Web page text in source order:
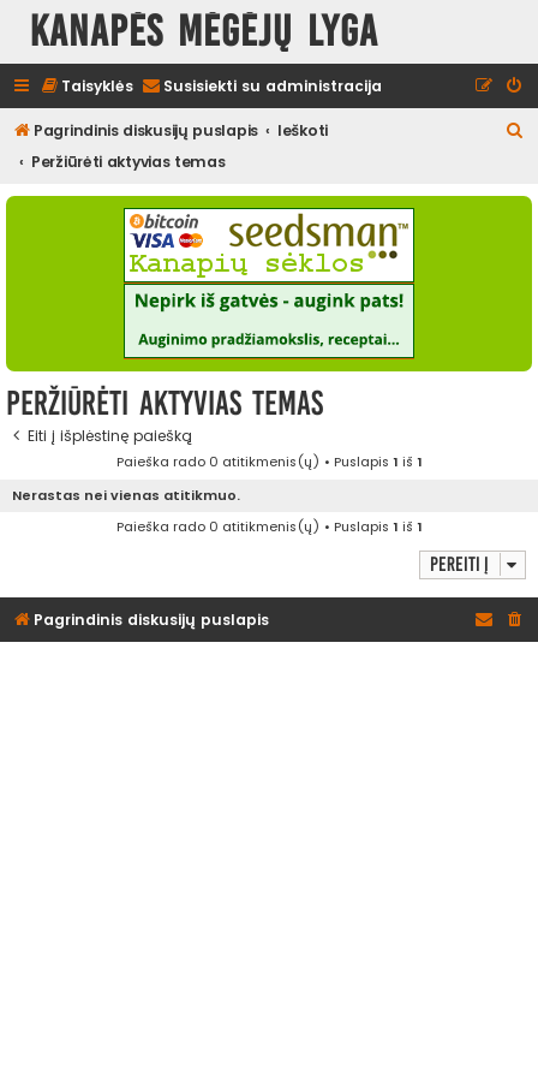
Kanapės mėgėjų lyga
Taisyklės Susisiekti su administracija
Pagrindinis diskusijų puslapis
Ieškoti
Peržiūrėti aktyvias temas
š
Peržiūrėti aktyvias temas
Eiti į išplėstinę paiešką
Paieška rado 0 atitikmenis(ų) • Puslapis 1 iš 1
Nerastas nei vienas atitikmuo.
Paieška rado 0 atitikmenis(ų) • Puslapis 1 iš 1
Pereiti į
Pagrindinis diskusijų puslapis